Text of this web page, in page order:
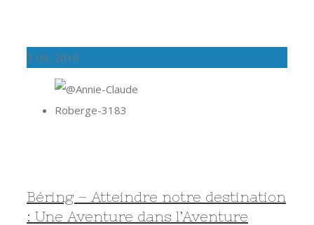
3 09, 2016
Béring – Atteindre notre destination
: Une Aventure dans l’Aventure